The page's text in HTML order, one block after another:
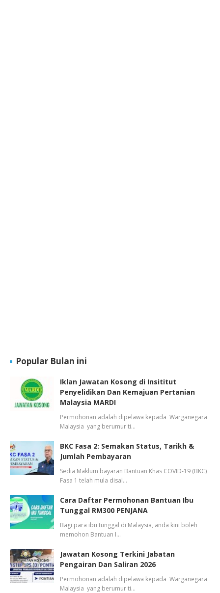
Popular Bulan ini
Iklan Jawatan Kosong di Insititut
Penyelidikan Dan Kemajuan Pertanian
Malaysia MARDI
Permohonan adalah dipelawa kepada Warganegara
Malaysia yang berumur ti…
BKC Fasa 2: Semakan Status, Tarikh &
Jumlah Pembayaran
Sedia Maklum bayaran Bantuan Khas COVID-19 (BKC)
Fasa 1 telah mula disal…
Cara Daftar Permohonan Bantuan Ibu
Tunggal RM300 PENJANA
Bagi para ibu tunggal di Malaysia, anda kini boleh
memohon Bantuan I…
Jawatan Kosong Terkini Jabatan
Pengairan Dan Saliran 2026
Permohonan adalah dipelawa kepada Warganegara
Malaysia yang berumur ti…